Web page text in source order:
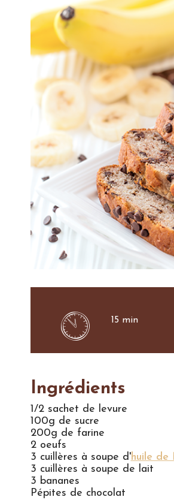
15 min
Ingrédients
1/2 sachet de levure
100g de sucre
200g de farine
2 oeufs
3 cuillères à soupe d'huile de
3 cuillères à soupe de lait
3 bananes
Pépites de chocolat